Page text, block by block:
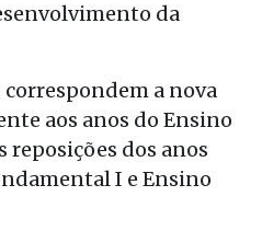
da
a nova
aos anos do Ensino
reposições dos anos
I e Ensino